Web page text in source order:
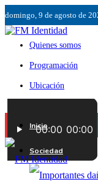
domingo, 9 de agosto de
Quienes somos
Programación
Ubicación
Contáctenos
Inicio
Sociedad